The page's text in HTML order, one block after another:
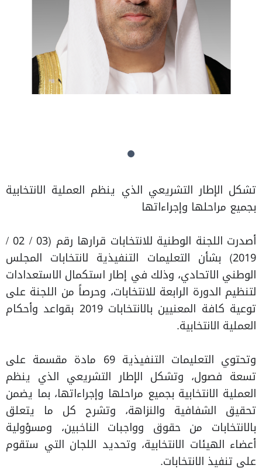
تشكل الإطار التشريعي الذي ينظم العملية الانتخابية
بجميع مراحلها وإجراءاتها
أصدرت اللجنة الوطنية للانتخابات قرارها رقم (03 / 02 /
2019) بشأن التعليمات التنفيذية لانتخابات المجلس
الوطني الاتحادي، وذلك في إطار استكمال الاستعدادات
لتنظيم الدورة الرابعة للانتخابات، وحرصاً من اللجنة على
توعية كافة المعنيين بالانتخابات 2019 بقواعد وأحكام
العملية الانتخابية.
وتحتوي التعليمات التنفيذية 69 مادة مقسمة على
تسعة فصول، وتشكل الإطار التشريعي الذي ينظم
العملية الانتخابية بجميع مراحلها وإجراءاتها، بما يضمن
تحقيق الشفافية والنزاهة، وتشرح كل ما يتعلق
بالانتخابات من حقوق وواجبات الناخبين، ومسؤولية
أعضاء الهيئات الانتخابية، وتحديد اللجان التي ستقوم
على تنفيذ الانتخابات.